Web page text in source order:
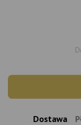
Dostawa